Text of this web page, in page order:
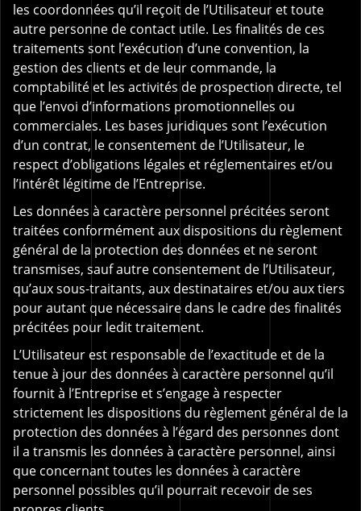
les coordonnées qu’il reçoit de l’Utilisateur et toute
autre personne de contact utile. Les finalités de ces
traitements sont l’exécution d’une convention, la
gestion des clients et de leur commande, la
comptabilité et les activités de prospection directe, tel
que l’envoi d’informations promotionnelles ou
commerciales. Les bases juridiques sont l’exécution
d’un contrat, le consentement de l’Utilisateur, le
respect d’obligations légales et réglementaires et/ou
l’intérêt légitime de l’Entreprise.
Les données à caractère personnel précitées seront
traitées conformément aux dispositions du règlement
général de la protection des données et ne seront
transmises, sauf autre consentement de l’Utilisateur,
qu’aux sous-traitants, aux destinataires et/ou aux tiers
pour autant que nécessaire dans le cadre des finalités
précitées pour ledit traitement.
L’Utilisateur est responsable de l’exactitude et de la
tenue à jour des données à caractère personnel qu’il
fournit à l’Entreprise et s’engage à respecter
strictement les dispositions du règlement général de la
protection des données à l’égard des personnes dont
il a transmis les données à caractère personnel, ainsi
que concernant toutes les données à caractère
personnel possibles qu’il pourrait recevoir de ses